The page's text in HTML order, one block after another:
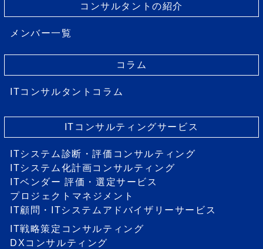
コンサルタントの紹介
メンバー一覧
コラム
ITコンサルタントコラム
ITコンサルティングサービス
ITシステム診断・評価コンサルティング
ITシステム化計画コンサルティング
ITベンダー 評価・選定サービス
プロジェクトマネジメント
IT顧問・ITシステムアドバイザリーサービス
IT戦略策定コンサルティング
DXコンサルティング